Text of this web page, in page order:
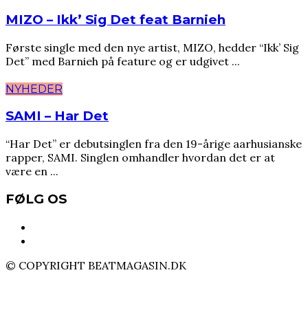
MIZO – Ikk’ Sig Det feat Barnieh
Første single med den nye artist, MIZO, hedder “Ikk’ Sig
Det” med Barnieh på feature og er udgivet ...
NYHEDER
SAMI – Har Det
“Har Det” er debutsinglen fra den 19-årige aarhusianske
rapper, SAMI. Singlen omhandler hvordan det er at
være en ...
FØLG OS
© COPYRIGHT BEATMAGASIN.DK